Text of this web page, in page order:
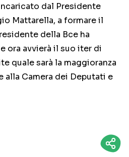
dal Presidente
Mattarella, a formare il
della Bce ha
ora avvierà il suo iter di
quale sarà la maggioranza
alla Camera dei Deputati e